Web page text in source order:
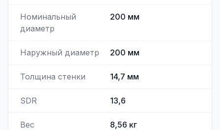
Номинальный
диаметр
200 мм
Наружный диаметр 200 мм
Толщина стенки 14,7 мм
SDR 13,6
Вес 8,56 кг